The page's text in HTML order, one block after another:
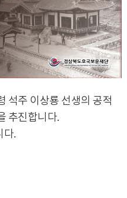
석주 이상룡 선생의 공적
추진합니다.
다.